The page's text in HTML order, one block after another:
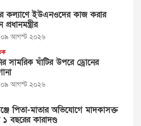
কল্যাণে ইউএনওদের কাজ করার
০৯ আগস্ট ২০২৬
সামরিক ঘাঁটির উপরে ড্রোনের
০৯ আগস্ট ২০২৬
পিতা-মাতার অভিযোগে মাদকাসক্ত
বছরের কারাদণ্ড